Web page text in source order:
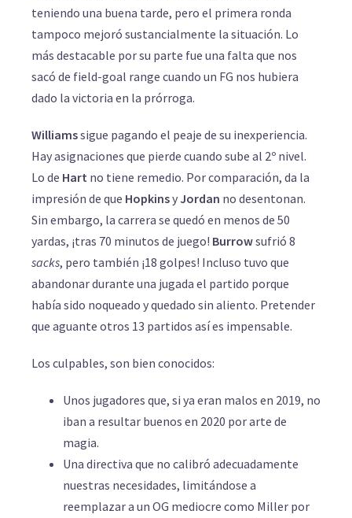
teniendo una buena tarde, pero el primera ronda
tampoco mejoró sustancialmente la situación. Lo
más destacable por su parte fue una falta que nos
sacó de field-goal range cuando un FG nos hubiera
dado la victoria en la prórroga.
Williamssigue pagando el peaje de su inexperiencia.
Hay asignaciones que pierde cuando sube al 2º nivel.
Lo de Hart no tiene remedio. Por comparación, da la
impresión de que HopkinsyJordan no desentonan.
Sin embargo, la carrera se quedó en menos de 50
yardas, ¡tras 70 minutos de juego! Burrowsufrió 8
sacks, pero también ¡18 golpes! Incluso tuvo que
abandonar durante una jugada el partido porque
había sido noqueado y quedado sin aliento. Pretender
que aguante otros 13 partidos así es impensable.
Los culpables, son bien conocidos:
Unos jugadores que, si ya eran malos en 2019, no
iban a resultar buenos en 2020 por arte de
magia.
Una directiva que no calibró adecuadamente
nuestras necesidades, limitándose a
reemplazar a un OG mediocre como Miller por